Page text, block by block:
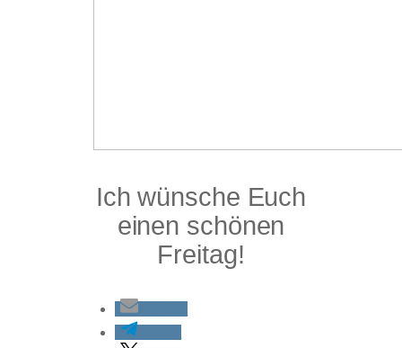
Ich wünsche Euch
einen schönen
Freitag!